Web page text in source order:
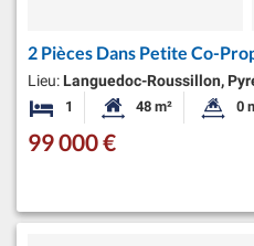
2 Pièces Dans Petite Co-
Lieu: Languedoc-Roussillon,
1 Chambre Surface habitable:
48 m² 0
99 000 €